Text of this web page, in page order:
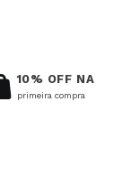
10% OFF NA
primeira compra